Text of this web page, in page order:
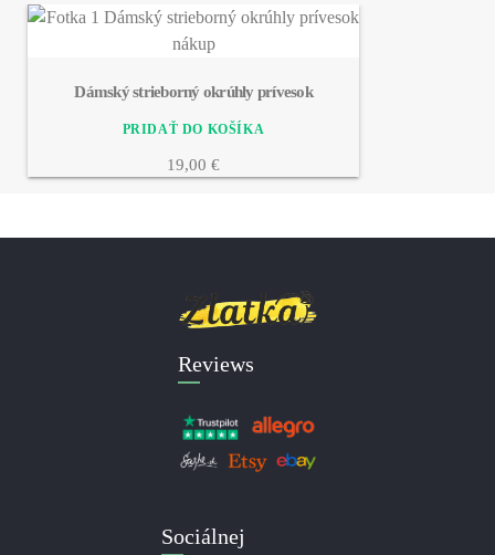
Dámský strieborný okrúhly prívesok
19,00 €
Reviews
Sociálnej